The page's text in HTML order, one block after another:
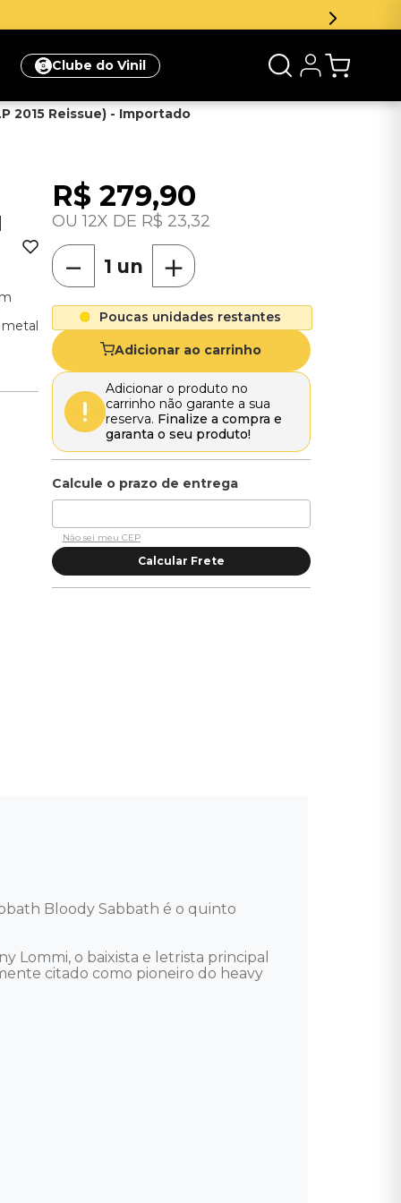
Clube do Vinil
2015 Reissue) - Importado
R$ 279,90
12 R$ 23,32
＋
－
Poucas unidades restantes
Adicionar ao carrinho
Adicionar o produto no
carrinho não garante a sua
reserva. Finalize a compra e
garanta o seu produto!
Não sei meu CEP
Bloody Sabbath é o quinto
Lommi, o baixista e letrista principal
citado como pioneiro do heavy